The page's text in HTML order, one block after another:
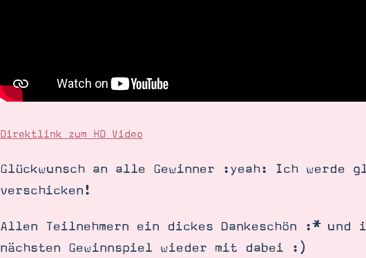
Direktlink zum HD Video
Glückwunsch an alle Gewinner :yeah: Ich werde
verschicken!
Allen Teilnehmern ein dickes Dankeschön :*
nächsten Gewinnspiel wieder mit dabei :)